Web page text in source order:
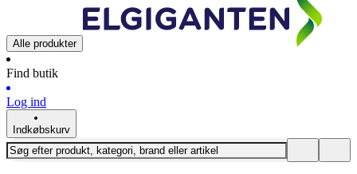
Alle produkter
Find butik
Log ind
Indkøbskurv